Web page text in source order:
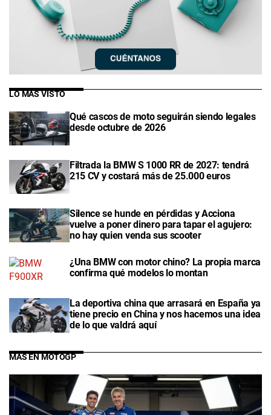
LO MÁS VISTO
Qué cascos de moto seguirán siendo legales
desde octubre de 2026
Filtrada la BMW S 1000 RR de 2027: tendrá
215 CV y costará más de 25.000 euros
Silence se hunde en pérdidas y Acciona
vuelve a poner dinero para tapar el agujero:
no hay quien venda sus scooter
¿Una BMW con motor chino? La propia marca
confirma qué modelos lo montan
La deportiva china que arrasará en España ya
tiene precio en China y nos hacemos una idea
de lo que valdrá aquí
MÁS EN MOTOGP